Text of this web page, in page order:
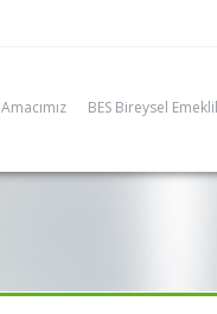
Amacımız BES Bireysel